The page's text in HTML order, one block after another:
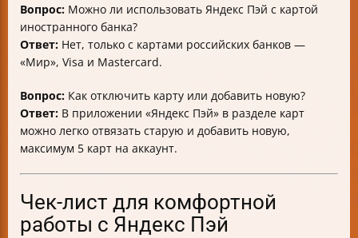
Вопрос: Можно ли использовать Яндекс Пэй с картой
иностранного банка?
Ответ: Нет, только с картами российских банков —
«Мир», Visa и Mastercard.
Вопрос: Как отключить карту или добавить новую?
Ответ: В приложении «Яндекс Пэй» в разделе карт
можно легко отвязать старую и добавить новую,
максимум 5 карт на аккаунт.
Чек-лист для комфортной
работы с Яндекс Пэй